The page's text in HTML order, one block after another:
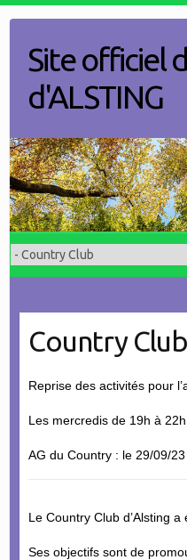
contentSite officiel
d'ALSTING
Country Club
Reprise des activités pour
Les mercredis de 19h à
AG du Country : le 29/09/
Le Country Club d’Alsting
Ses objectifs sont de